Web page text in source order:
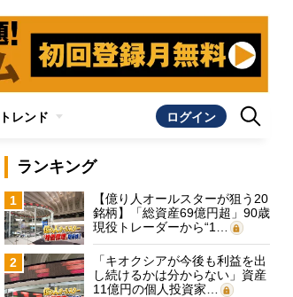
トレンド ログイン
ランキング
1
【億り人オールスターが狙う20
銘柄】「総資産69億円超」90歳
現役トレーダーから“1…
2
「キオクシアが今後も利益を出
し続けるかは分からない」資産
11億円の個人投資家…